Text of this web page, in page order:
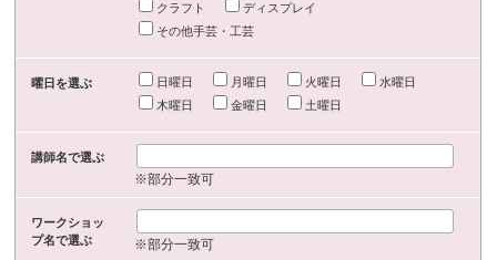
クラフト
ディスプレイ
その他手芸・工芸
曜日を選ぶ 日曜日 月曜日 火曜日
水曜日
木曜日
金曜日 土曜日
講師名で選ぶ
※部分一致可
ワークショッ
プ名で選ぶ
※部分一致可